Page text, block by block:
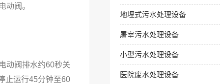
阀。
阀排水约60秒关
止运行45分钟至60
地埋式污水处理设备
屠宰污水处理设备
小型污水处理设备
医院废水处理设备